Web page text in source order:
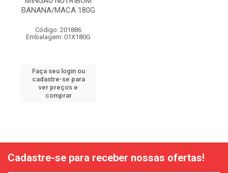
BANANA/MACA 180G
Código: 201886
Embalagem: 01X180G
Faça seu login ou
cadastre-se para
ver preços e
comprar
Cadastre-se para receber nossas ofertas!